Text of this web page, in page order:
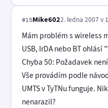
#15Mike6022. ledna 2007 v
Mám problém s wireless
USB, IrDA nebo BT
Chyba 50: Požadavek
Vše provádím podle
UMTS v TyTNu funguje.
nenarazil?